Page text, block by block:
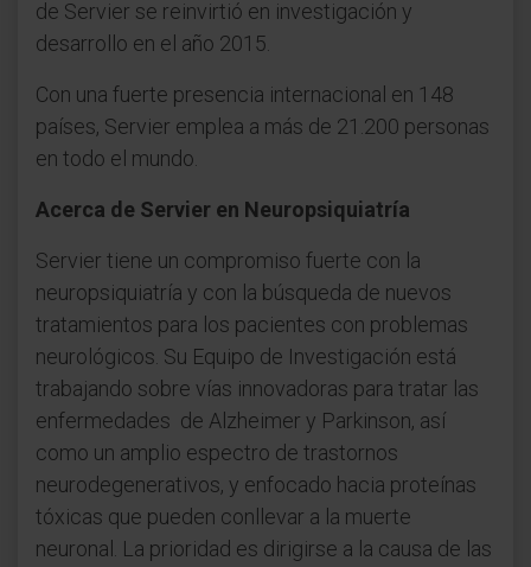
de Servier se reinvirtió en investigación y
desarrollo en el año 2015.
Con una fuerte presencia internacional en 148
países, Servier emplea a más de 21.200 personas
en todo el mundo.
Acerca de Servier en Neuropsiquiatría
Servier tiene un compromiso fuerte con la
neuropsiquiatría y con la búsqueda de nuevos
tratamientos para los pacientes con problemas
neurológicos. Su Equipo de Investigación está
trabajando sobre vías innovadoras para tratar las
enfermedades de Alzheimer y Parkinson, así
como un amplio espectro de trastornos
neurodegenerativos, y enfocado hacia proteínas
tóxicas que pueden conllevar a la muerte
neuronal. La prioridad es dirigirse a la causa de las